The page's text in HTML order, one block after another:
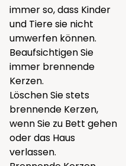
immer so, dass Kinder
und Tiere sie nicht
umwerfen können.
Beaufsichtigen Sie
immer brennende
Kerzen.
Löschen Sie stets
brennende Kerzen,
wenn Sie zu Bett gehen
oder das Haus
verlassen.